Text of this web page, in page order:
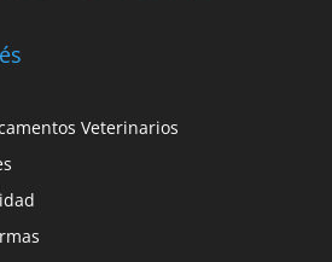
Veterinarios